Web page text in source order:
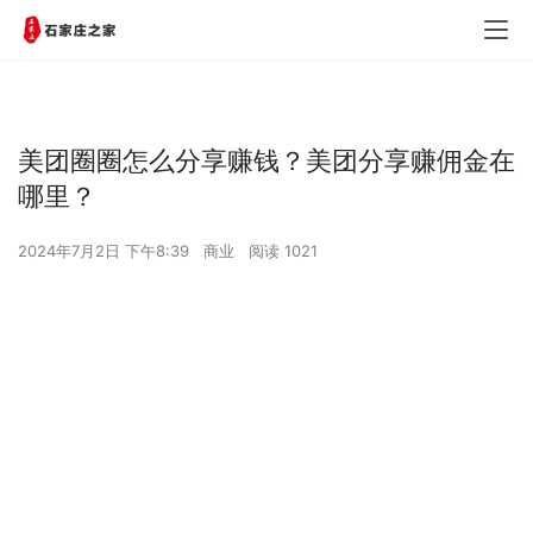
美团圈圈怎么分享赚钱？美团分享赚佣金在
哪里？
2024年7月2日 下午8:39 商业 阅读 1021